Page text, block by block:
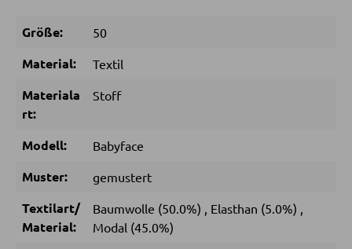
Komplette Schlafzimmer
MATRATZEN SHOP
Matratzenzubehör
Größe: 50
Material: Textil
Materiala
rt:
Stoff
Modell: Babyface
Muster: gemustert
Textilart/
Material:
Baumwolle (50.0%) , Elasthan (5.0%) ,
Modal (45.0%)